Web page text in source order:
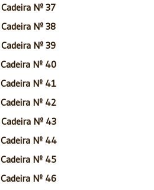
Cadeira Nº 37
Cadeira Nº 38
Cadeira Nº 39
Cadeira Nº 40
Cadeira Nº 41
Cadeira Nº 42
Cadeira Nº 43
Cadeira Nº 44
Cadeira Nº 45
Cadeira Nº 46